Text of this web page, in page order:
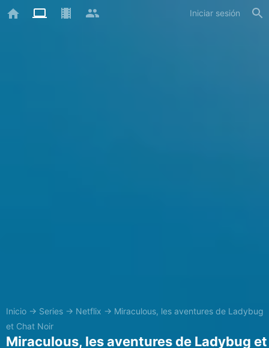
Iniciar sesión
Inicio → Series → Netflix → Miraculous, les aventures de Ladybug
et Chat Noir
Miraculous, les aventures de Ladybug et